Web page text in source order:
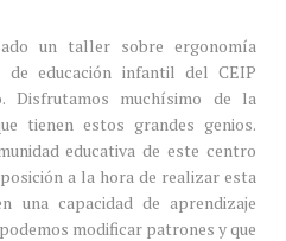
un taller sobre ergonomía
educación infantil del CEIP
Disfrutamos muchísimo de la
tienen estos grandes genios.
educativa de este centro
a la hora de realizar esta
una capacidad de aprendizaje
modificar patrones y que